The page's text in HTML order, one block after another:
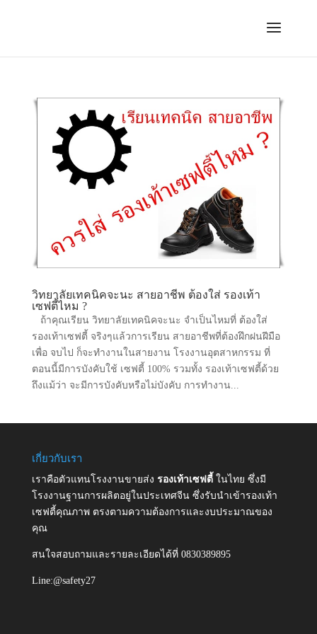
วิทยาลัยเทคนิคจะนะ สายอาชีพ ต้องใส่ รองเท้า
เซฟตี้ไหม ?
ถ้าคุณเรียน วิทยาลัยเทคนิคจะนะ จำเป็นไหมที่ ต้องใส่
รองเท้าเซฟตี้ จริงๆแล้วการเรียน สายอาชีพที่ต้องฝึกฝนฝีมือ
เพื่อ จบไป ก็จะทำงานในสายงาน โรงงานอุตสาหกรรม ที่
ตอนนี้มีการบังคับใช้ เซฟตี้ 100% รวมทั้ง รองเท้าเซฟตี้ด้วย
ถึงแม้ว่า จะมีการบังคับหรือไม่บังคับ การทำงาน...
เกี่ยวกับเรา
เราคือตัวแทนโรงงานขายส่ง รองเท้าเซฟตี้ ในไทย ซึ่งมี
โรงงานฐานการผลิตอยู่ในประเทศจีน ซึ่งรับนำเข้ารองเท้า
เซฟตี้คุณภาพ ตรงตามความต้องการและงบประมาณของ
คุณ
สนใจสอบถามและรายละเอียดได้ที่ 0830389895
Line:@safety27